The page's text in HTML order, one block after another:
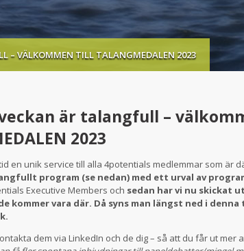
– VÄLKOMMEN TILL TALANGMEDALEN 2023
är talangfull –
2023
en unik service till alla 4potentials medlemmar som är
program (se nedan) med ett urval av
Executive Members och sedan har vi nu skickat
kommer vara där. Då syns man längst ned i
dem via LinkedIn och de dig – så att du får ut mer